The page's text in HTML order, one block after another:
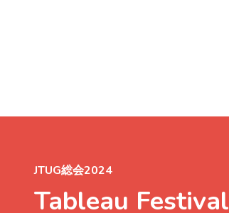
JTUG総会2024
Tableau Festival